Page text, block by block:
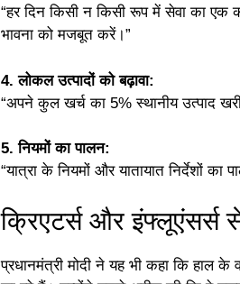
“हर दिन किसी न किसी रूप में सेवा का एक
भावना को मजबूत करें।”
4. लोकल उत्पादों को बढ़ावा:
“अपने कुल खर्च का 5% स्थानीय उत्पाद
5. नियमों का पालन:
“यात्रा के नियमों और यातायात निर्देशों
क्रिएटर्स और इंफ्लूएंसर्स
प्रधानमंत्री मोदी ने यह भी कहा कि हाल के